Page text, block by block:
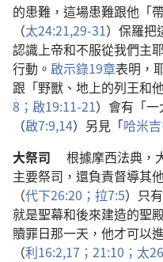
的患難 ， 這場患難跟他 「帶
（太24:21,29-31） 保羅把
認識上帝和不服從我們主
行動 。 啟示錄19章表明 ，
跟 「野獸 、 地上的列王和
8； 啟19:11-21） 會有 「一
（啟7:9,14） 另 見 「哈米
大祭司
根據摩西法典 ，
主要祭司 ， 還負責督導其
（代下26:20； 拉7:5） 只有
就是聖幕和後來建造的聖
贖罪日那一天 ， 他才可以
（利16:2,17； 21:10； 太